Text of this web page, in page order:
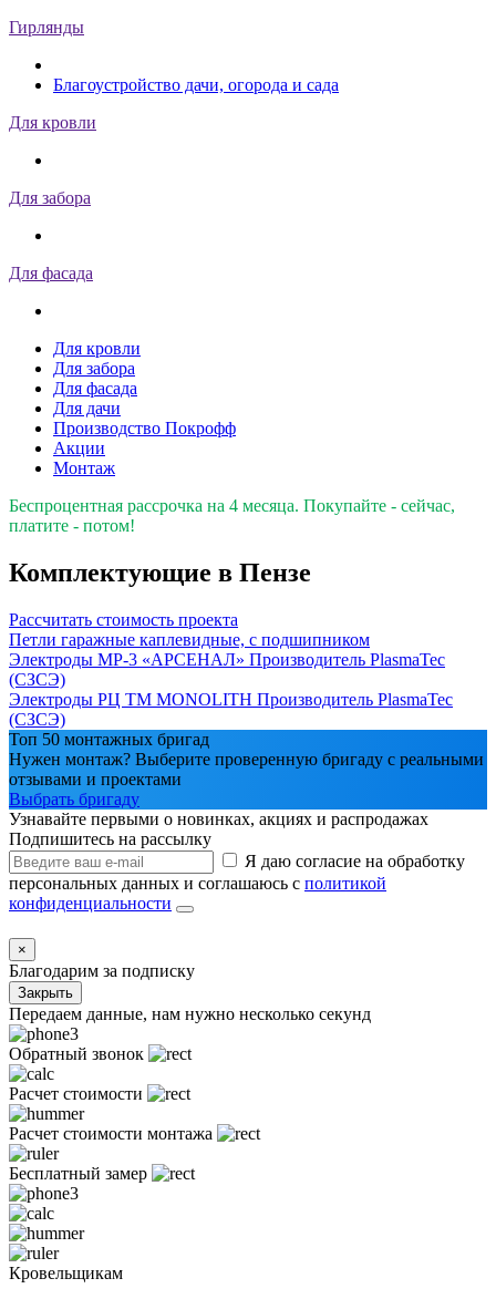
Гирлянды
Благоустройство дачи, огорода и сада
Для кровли
Для забора
Для фасада
Для кровли
Для забора
Для фасада
Для дачи
Производство Покрофф
Акции
Монтаж
Беспроцентная рассрочка на 4 месяца. Покупайте - сейчас,
платите - потом!
Комплектующие в Пензе
Рассчитать стоимость проекта
Петли гаражные каплевидные, с подшипником
Электроды МР-3 «АРСЕНАЛ» Производитель PlasmaTec
(СЗСЭ)
Электроды РЦ ТМ MONOLITH Производитель PlasmaTec
(СЗСЭ)
Топ 50 монтажных бригад
Нужен монтаж? Выберите проверенную бригаду с реальными
отзывами и проектами
Выбрать бригаду
Узнавайте первыми о новинках, акциях и распродажах
Подпишитесь на рассылку
Я даю согласие на обработку
персональных данных и соглашаюсь с политикой
конфиденциальности
×
Благодарим за подписку
Закрыть
Передаем данные, нам нужно несколько секунд
Обратный звонок
Расчет стоимости
Расчет стоимости монтажа
Бесплатный замер
Кровельщикам